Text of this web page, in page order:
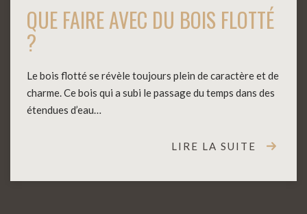
QUE FAIRE AVEC DU BOIS FLOTTÉ
?
Le bois flotté se révèle toujours plein de caractère et de
charme. Ce bois qui a subi le passage du temps dans des
étendues d’eau…
LIRE LA SUITE